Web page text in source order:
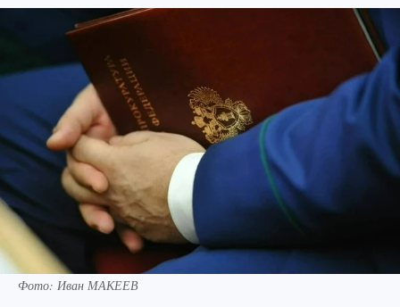
Фото: Иван МАКЕЕВ